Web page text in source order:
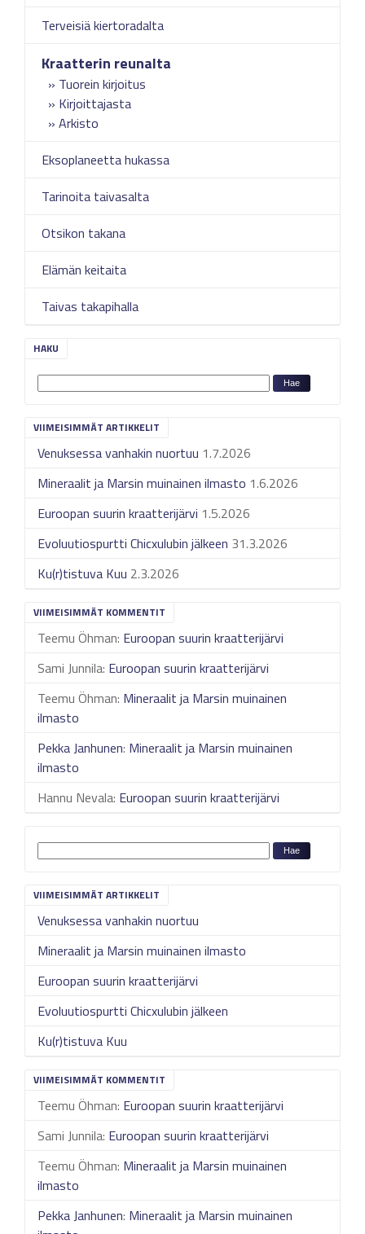
Terveisiä kiertoradalta
Kraatterin reunalta
Tuorein kirjoitus
Kirjoittajasta
Arkisto
Eksoplaneetta hukassa
Tarinoita taivasalta
Otsikon takana
Elämän keitaita
Taivas takapihalla
HAKU
VIIMEISIMMÄT ARTIKKELIT
Venuksessa vanhakin nuortuu 1.7.2026
Mineraalit ja Marsin muinainen ilmasto 1.6.2026
Euroopan suurin kraatterijärvi 1.5.2026
Evoluutiospurtti Chicxulubin jälkeen 31.3.2026
Ku(r)tistuva Kuu 2.3.2026
VIIMEISIMMÄT KOMMENTIT
Teemu Öhman: Euroopan suurin kraatterijärvi
Sami Junnila: Euroopan suurin kraatterijärvi
Teemu Öhman: Mineraalit ja Marsin muinainen
ilmasto
Pekka Janhunen: Mineraalit ja Marsin muinainen
ilmasto
Hannu Nevala: Euroopan suurin kraatterijärvi
VIIMEISIMMÄT ARTIKKELIT
Venuksessa vanhakin nuortuu
Mineraalit ja Marsin muinainen ilmasto
Euroopan suurin kraatterijärvi
Evoluutiospurtti Chicxulubin jälkeen
Ku(r)tistuva Kuu
VIIMEISIMMÄT KOMMENTIT
Teemu Öhman: Euroopan suurin kraatterijärvi
Sami Junnila: Euroopan suurin kraatterijärvi
Teemu Öhman: Mineraalit ja Marsin muinainen
ilmasto
Pekka Janhunen: Mineraalit ja Marsin muinainen